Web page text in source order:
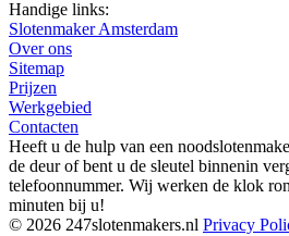
Handige links:
Slotenmaker Amsterdam
Over ons
Sitemap
Prijzen
Werkgebied
Contacten
Heeft u de hulp van een
de deur of bent u de sleutel binnenin
telefoonnummer. Wij werken de klok
minuten bij u!
© 2026 247slotenmakers.nl Privacy